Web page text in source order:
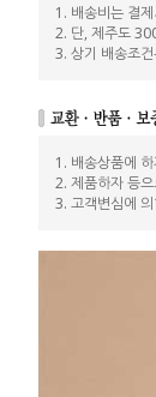
1. 배송비는 결
2. 단, 제주도
3. 상기 배송조
1. 배송상품에
2. 제품하자 등
3. 고객변심에